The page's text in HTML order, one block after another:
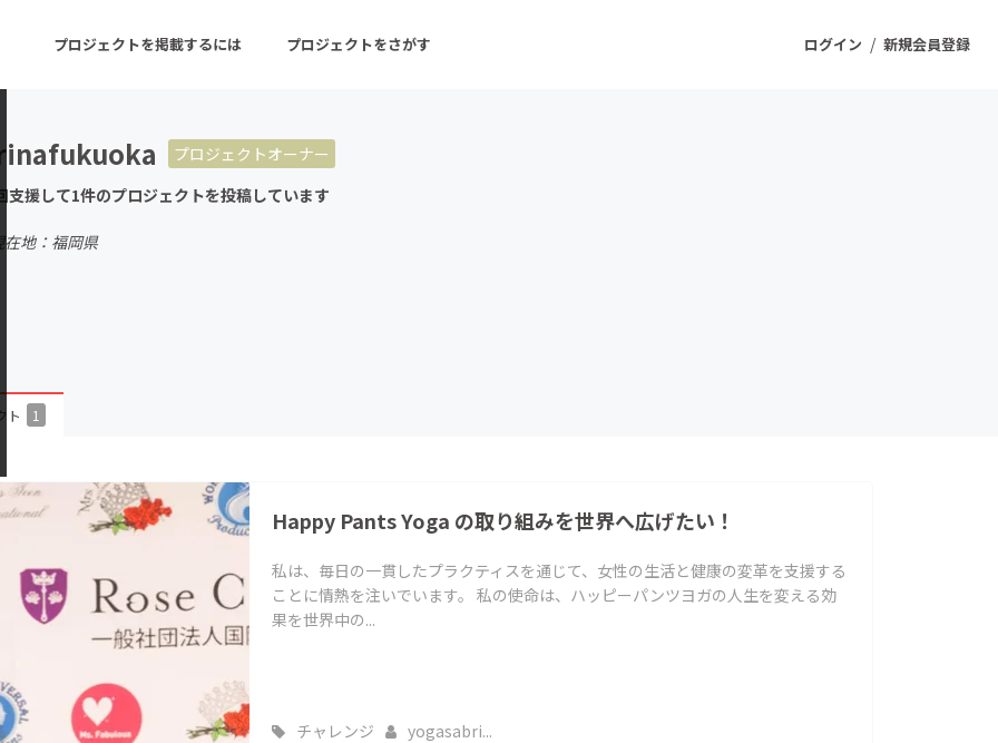
ログイン / 新規会員登録
プロジェクトを掲載するには プロジェクトをさがす
ーン 注目の新着プロジェクト
チャレンジ
CAMPFIRE for Social Good
CAMPFIRE Creation
CAMPFIREふるさと納税
machi-ya コミュニティ
プロジェクトオーナー
支援して1件のプロジェクトを投稿しています
在地：福岡県
ト 1
Happy Pants Yoga の取り組みを世界へ広げたい！
私は、毎日の一貫したプラクティスを通じて、女性の生活と健康の変革を支援する
ことに情熱を注いでいます。 私の使命は、ハッピーパンツヨガの人生を変える効
果を世界中の...
チャレンジ yogasabri...